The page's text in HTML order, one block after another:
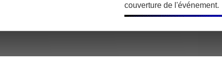
couverture de l'événement.